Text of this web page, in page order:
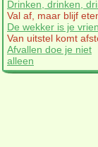
Drinken, drinken,
Val af, maar blijf
De wekker is je
Van uitstel komt
Afvallen doe je niet
alleen